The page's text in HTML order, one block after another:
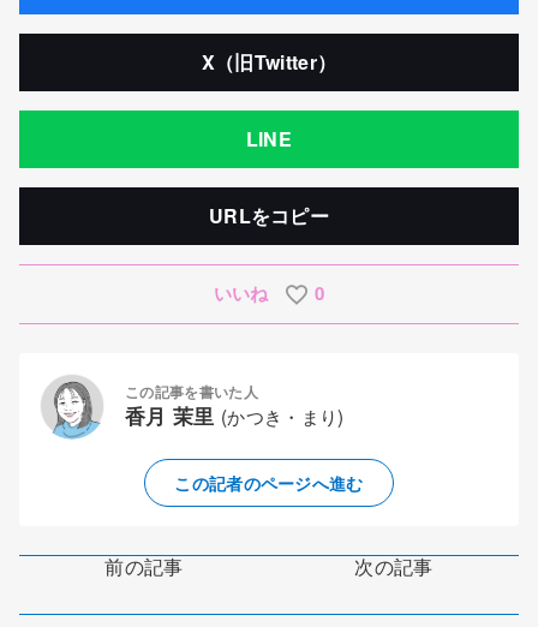
X（旧Twitter）
LINE
URLをコピー
いいね 0
この記事を書いた人
香月 茉里 (かつき・まり)
この記者のページへ進む
前の記事 次の記事